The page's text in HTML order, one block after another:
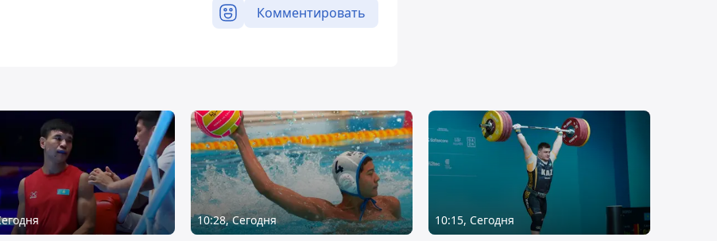
Комментировать
10:28, Сегодня 10:15, Сегодня